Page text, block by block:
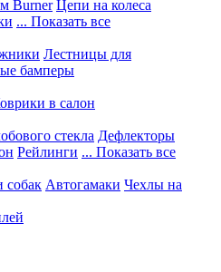
Burner Цепи на колеса
... Показать все
Лестницы для
бамперы
в салон
стекла Дефлекторы
Рейлинги ... Показать все
собак Автогамаки Чехлы на